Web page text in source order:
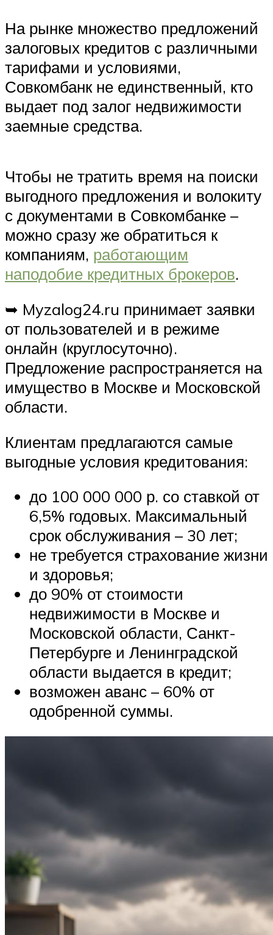
На рынке множество предложений
залоговых кредитов с различными
тарифами и условиями,
Совкомбанк не единственный, кто
выдает под залог недвижимости
заемные средства.
Чтобы не тратить время на поиски
выгодного предложения и волокиту
с документами в Совкомбанке –
можно сразу же обратиться к
компаниям, работающим
наподобие кредитных брокеров.
➥ Myzalog24.ru принимает заявки
от пользователей и в режиме
онлайн (круглосуточно).
Предложение распространяется на
имущество в Москве и Московской
области.
Клиентам предлагаются самые
выгодные условия кредитования:
до 100 000 000 р. со ставкой от
6,5% годовых. Максимальный
срок обслуживания – 30 лет;
не требуется страхование жизни
и здоровья;
до 90% от стоимости
недвижимости в Москве и
Московской области, Санкт-
Петербурге и Ленинградской
области выдается в кредит;
возможен аванс – 60% от
одобренной суммы.